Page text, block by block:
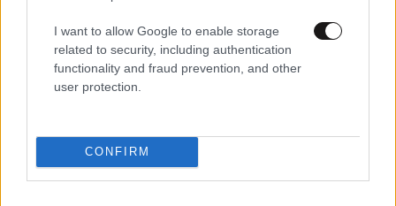
I want to allow Google to enable storage
related to security, including authentication
functionality and fraud prevention, and other
user protection.
CONFIRM
MARKET NEWS
Εργοθεραπεία,
Φυσικοθεραπεία ή